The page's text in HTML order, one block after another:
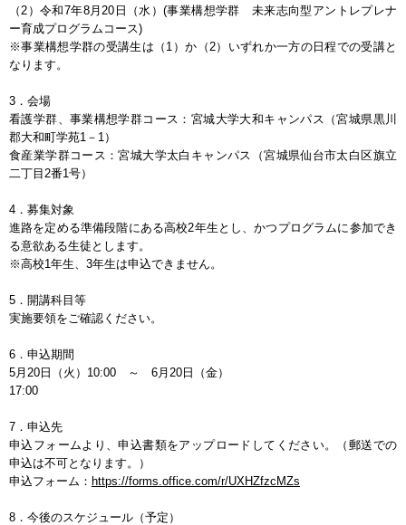
（2）令和7年8月20日（水）(事業構想学群 未来志向型アントレプレナ
ー育成プログラムコース)
※事業構想学群の受講生は（1）か（2）いずれか一方の日程での受講と
なります。
3．会場
看護学群、事業構想学群コース：宮城大学大和キャンパス（宮城県黒川
郡大和町学苑1－1）
食産業学群コース：宮城大学太白キャンパス（宮城県仙台市太白区旗立
二丁目2番1号）
4．募集対象
進路を定める準備段階にある高校2年生とし、かつプログラムに参加でき
る意欲ある生徒とします。
※高校1年生、3年生は申込できません。
5．開講科目等
実施要領をご確認ください。
6．申込期間
5月20日（火）10:00 ～ 6月20日（金）
7．申込先
申込フォームより、申込書類をアップロードしてください。（郵送での
申込は不可となります。）
申込フォーム： https://forms.office.com/r/UXHZfzcMZs
8．今後のスケジュール（予定）